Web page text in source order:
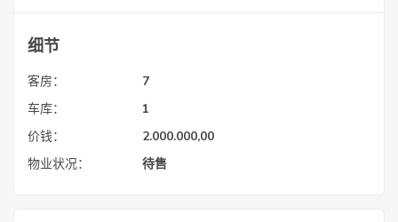
细节
客房：
7
车库：
1
价钱：
2.000.000,00
物业状况：
待售